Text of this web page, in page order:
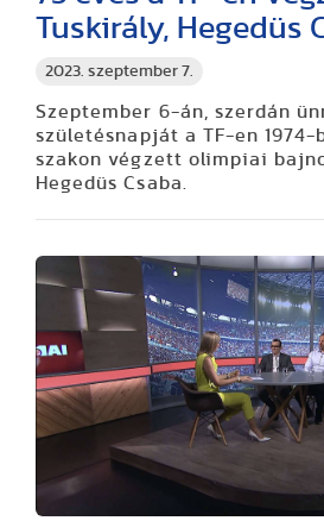
2023. szeptember 7.
Tuskirály, Hegedüs
Szeptember 6-án, szerdán
születésnapját a TF-en 1974-
szakon végzett olimpiai
Hegedüs Csaba.